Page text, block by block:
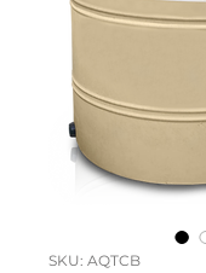
SKU: AQTCB